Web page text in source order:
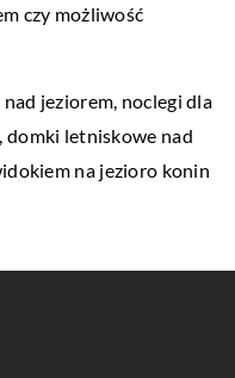
czy możliwość
jeziorem, noclegi dla
domki letniskowe nad
na jezioro konin